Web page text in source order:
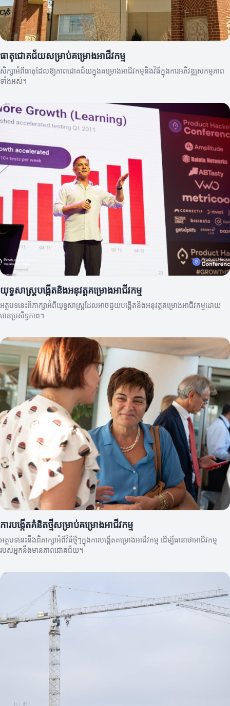
ធាតុជោគជ័យសម្រាប់គម្រោងអាជីវកម្ម
សិក្សាអំពីធាតុដែលឱ្យភាពជោគជ័យក្នុងគម្រោងអាជីវកម្មនិងវិធីក្នុងការអភិវឌ្ឍសកម្មភាព
ទាំងអស់។
យុទ្ធសាស្ត្របង្កើតនិងអនុវត្តគម្រោងអាជីវកម្ម
អត្ថបទនេះពិភាក្សាអំពីយុទ្ធសាស្ត្រដែលអាចជួយបង្កើតនិងអនុវត្តគម្រោងអាជីវកម្មដោយ
មានប្រសិទ្ធភាព។
ការបង្កើតគំនិតថ្មីសម្រាប់គម្រោងអាជីវកម្ម
អត្ថបទនេះនឹងពិភាក្សាអំពីវិធីថ្មីៗក្នុងការបង្កើតគម្រោងអាជីវកម្ម ដើម្បីធានាថាអាជីវកម្ម
របស់អ្នកនឹងមានភាពជោគជ័យ។